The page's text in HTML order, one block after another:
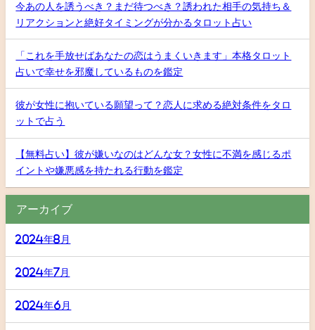
今あの人を誘うべき？まだ待つべき？誘われた相手の気持ち＆
リアクションと絶好タイミングが分かるタロット占い
「これを手放せばあなたの恋はうまくいきます」本格タロット
占いで幸せを邪魔しているものを鑑定
彼が女性に抱いている願望って？恋人に求める絶対条件をタロ
ットで占う
【無料占い】彼が嫌いなのはどんな女？女性に不満を感じるポ
イントや嫌悪感を持たれる行動を鑑定
アーカイブ
2024年8月
2024年7月
2024年6月